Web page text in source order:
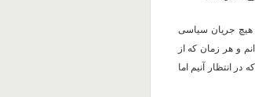
هیچ جریان سیاسی
و هر زمان که از
انتظار آنیم اما